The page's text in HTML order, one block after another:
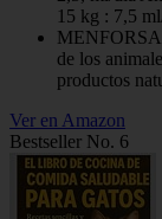
15 kg : 7,5
de los
productos
Ver en Amazon
Bestseller No. 6